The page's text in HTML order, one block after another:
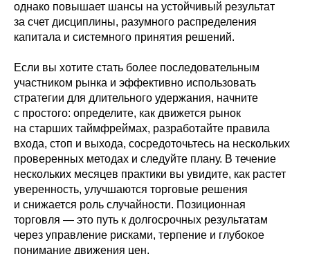
однако повышает шансы на устойчивый результат
за счет дисциплины, разумного распределения
капитала и системного принятия решений.
Если вы хотите стать более последовательным
участником рынка и эффективно использовать
стратегии для длительного удержания, начните
с простого: определите, как движется рынок
на старших таймфреймах, разработайте правила
входа, стоп и выхода, сосредоточьтесь на нескольких
проверенных методах и следуйте плану. В течение
нескольких месяцев практики вы увидите, как растет
уверенность, улучшаются торговые решения
и снижается роль случайности. Позиционная
торговля — это путь к долгосрочных результатам
через управление рисками, терпение и глубокое
понимание движения цен.
Сведения об образовательной
организации
2026 © Capital Skills